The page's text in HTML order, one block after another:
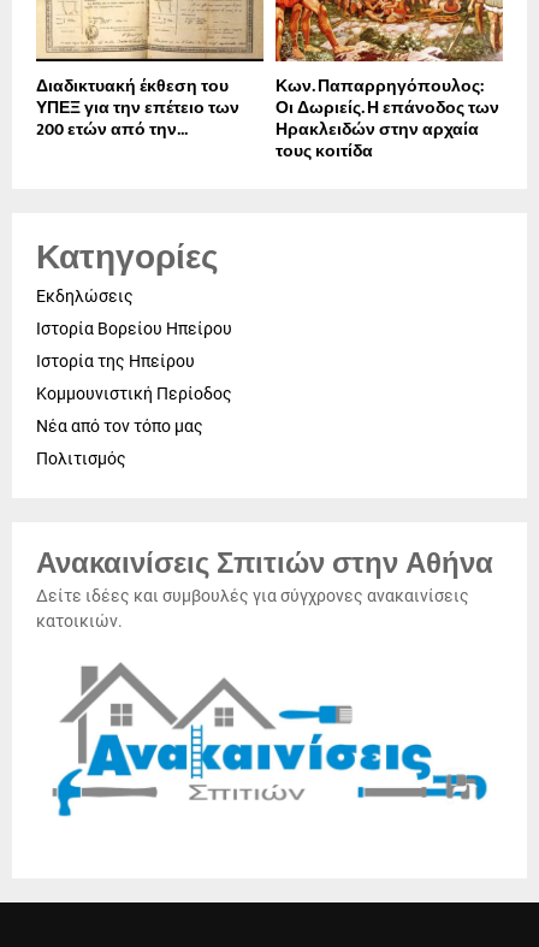
Διαδικτυακή έκθεση του
ΥΠΕΞ για την επέτειο των
200 ετών από την...
Κων. Παπαρρηγόπουλος:
Οι Δωριείς. Η επάνοδος των
Ηρακλειδών στην αρχαία
τους κοιτίδα
Κατηγορίες
Εκδηλώσεις
Ιστορία Βορείου Ηπείρου
Ιστορία της Ηπείρου
Κομμουνιστική Περίοδος
Νέα από τον τόπο μας
Πολιτισμός
Ανακαινίσεις Σπιτιών στην Αθήνα
Δείτε ιδέες και συμβουλές για σύγχρονες ανακαινίσεις
κατοικιών.